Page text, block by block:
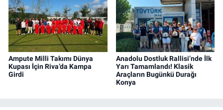
Ampute Milli Takımı Dünya
Kupası İçin Riva’da Kampa
Girdi
Anadolu Dostluk Rallisi’nde İlk
Yarı Tamamlandı! Klasik
Araçların Bugünkü Durağı
Konya